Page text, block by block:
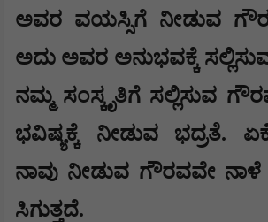
ಅವರ ವಯಸ್ಸಿಗೆ ನೀಡುವ
ಅದು ಅವರ ಅನುಭವಕ್ಕೆ
ನಮ್ಮ ಸಂಸ್ಕೃತಿಗೆ ಸಲ್ಲಿಸುವ
ಭವಿಷ್ಯಕ್ಕೆ ನೀಡುವ ಭದ್ರತೆ.
ನಾವು ನೀಡುವ ಗೌರವವೇ
ಸಿಗುತ್ತದೆ.